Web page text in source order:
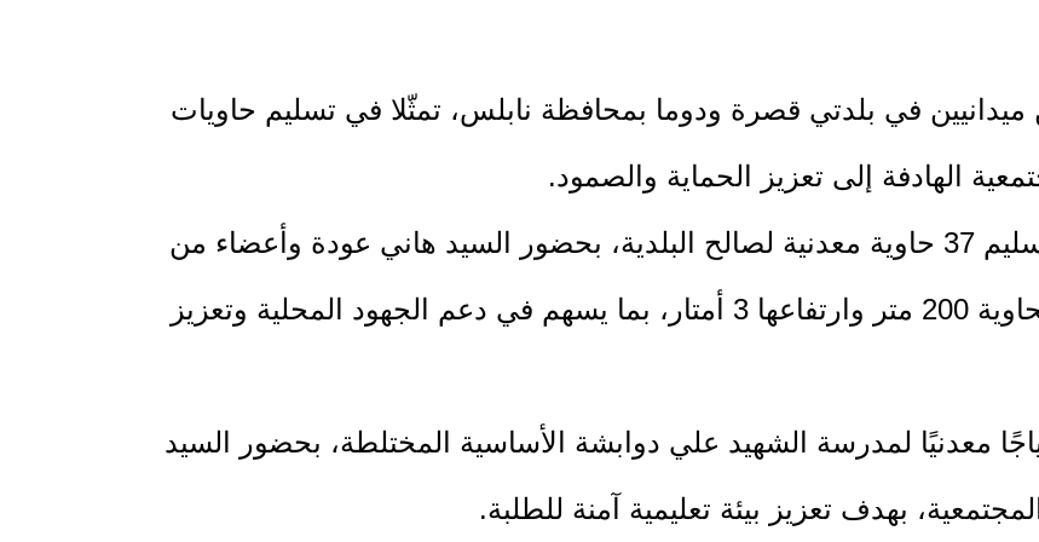
ميدانيين في بلدتي قصرة ودوما بمحافظة نابلس، تمثّلا في تسليم حاويات
الهادفة إلى تعزيز الحماية والصمود.
ففي بلدة قصرة، قامت الإغاثة الزراعية بتسليم 37 حاوية معدنية لصالح البلدية، بحضور السيد هاني عودة وأعضاء من
لجنة الحماية المجتمعية، حيث يبلغ طول الحاوية 200 متر وارتفاعها 3 أمتار، بما يسهم في دعم الجهود المحلية وتعزيز
معدنيًا لمدرسة الشهيد علي دوابشة الأساسية المختلطة، بحضور السيد
بهدف تعزيز بيئة تعليمية آمنة للطلبة.